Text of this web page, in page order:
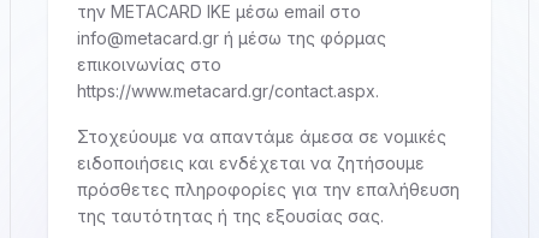
την METACARD IKE μέσω email στο
info@metacard.gr ή μέσω της φόρμας
επικοινωνίας στο
https://www.metacard.gr/contact.aspx.
Στοχεύουμε να απαντάμε άμεσα σε νομικές
ειδοποιήσεις και ενδέχεται να ζητήσουμε
πρόσθετες πληροφορίες για την επαλήθευση
της ταυτότητας ή της εξουσίας σας.